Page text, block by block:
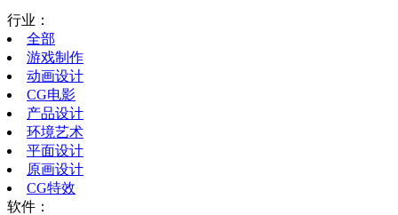
行业：
全部
游戏制作
动画设计
CG电影
产品设计
环境艺术
平面设计
原画设计
CG特效
软件：